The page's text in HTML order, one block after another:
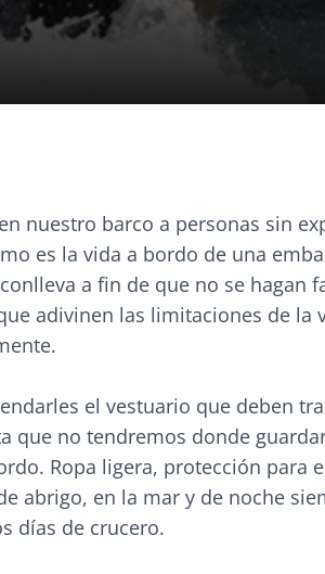
nuestro barco a personas sin
es la vida a bordo de una
a fin de que no se hagan
adivinen las limitaciones de la
el vestuario que deben
que no tendremos donde
Ropa ligera, protección para
abrigo, en la mar y de noche
días de crucero.